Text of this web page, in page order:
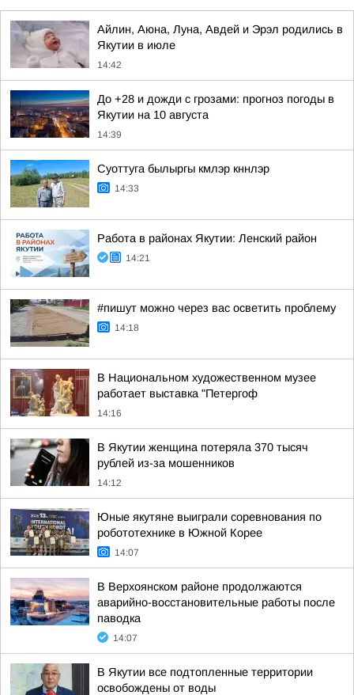
Айлин, Аюна, Луна, Авдей и Эрэл родились в
Якутии в июле
14:42
До +28 и дожди с грозами: прогноз погоды в
Якутии на 10 августа
14:39
Суоттуга былыргы кмлэр кннлэр
14:33
Работа в районах Якутии: Ленский район
14:21
#пишут можно через вас осветить проблему
14:18
В Национальном художественном музее
работает выставка "Петергоф
14:16
В Якутии женщина потеряла 370 тысяч
рублей из-за мошенников
14:12
Юные якутяне выиграли соревнования по
робототехнике в Южной Корее
14:07
В Верхоянском районе продолжаются
аварийно-восстановительные работы после
паводка
14:07
В Якутии все подтопленные территории
освобождены от воды